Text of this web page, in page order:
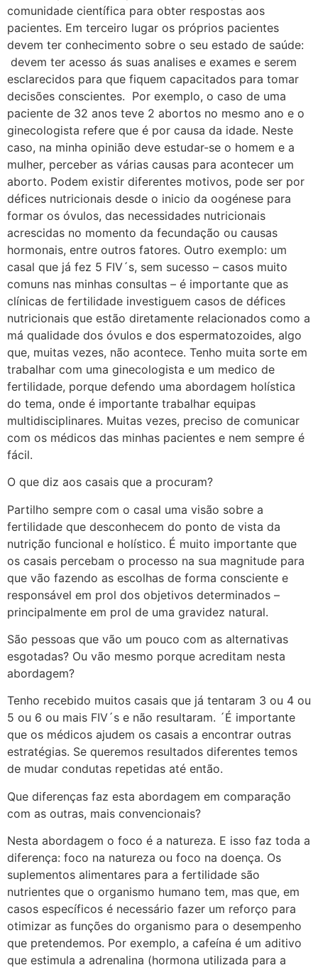
comunidade científica para obter respostas aos
pacientes. Em terceiro lugar os próprios pacientes
devem ter conhecimento sobre o seu estado de saúde:
devem ter acesso ás suas analises e exames e serem
esclarecidos para que fiquem capacitados para tomar
decisões conscientes. Por exemplo, o caso de uma
paciente de 32 anos teve 2 abortos no mesmo ano e o
ginecologista refere que é por causa da idade. Neste
caso, na minha opinião deve estudar-se o homem e a
mulher, perceber as várias causas para acontecer um
aborto. Podem existir diferentes motivos, pode ser por
défices nutricionais desde o inicio da oogénese para
formar os óvulos, das necessidades nutricionais
acrescidas no momento da fecundação ou causas
hormonais, entre outros fatores. Outro exemplo: um
casal que já fez 5 FIV´s, sem sucesso – casos muito
comuns nas minhas consultas – é importante que as
clínicas de fertilidade investiguem casos de défices
nutricionais que estão diretamente relacionados como a
má qualidade dos óvulos e dos espermatozoides, algo
que, muitas vezes, não acontece. Tenho muita sorte em
trabalhar com uma ginecologista e um medico de
fertilidade, porque defendo uma abordagem holística
do tema, onde é importante trabalhar equipas
multidisciplinares. Muitas vezes, preciso de comunicar
com os médicos das minhas pacientes e nem sempre é
fácil.
O que diz aos casais que a procuram?
Partilho sempre com o casal uma visão sobre a
fertilidade que desconhecem do ponto de vista da
nutrição funcional e holístico. É muito importante que
os casais percebam o processo na sua magnitude para
que vão fazendo as escolhas de forma consciente e
responsável em prol dos objetivos determinados –
principalmente em prol de uma gravidez natural.
São pessoas que vão um pouco com as alternativas
esgotadas? Ou vão mesmo porque acreditam nesta
abordagem?
Tenho recebido muitos casais que já tentaram 3 ou 4 ou
5 ou 6 ou mais FIV´s e não resultaram. ´É importante
que os médicos ajudem os casais a encontrar outras
estratégias. Se queremos resultados diferentes temos
de mudar condutas repetidas até então.
Que diferenças faz esta abordagem em comparação
com as outras, mais convencionais?
Nesta abordagem o foco é a natureza. E isso faz toda a
diferença: foco na natureza ou foco na doença. Os
suplementos alimentares para a fertilidade são
nutrientes que o organismo humano tem, mas que, em
casos específicos é necessário fazer um reforço para
otimizar as funções do organismo para o desempenho
que pretendemos. Por exemplo, a cafeína é um aditivo
que estimula a adrenalina (hormona utilizada para a